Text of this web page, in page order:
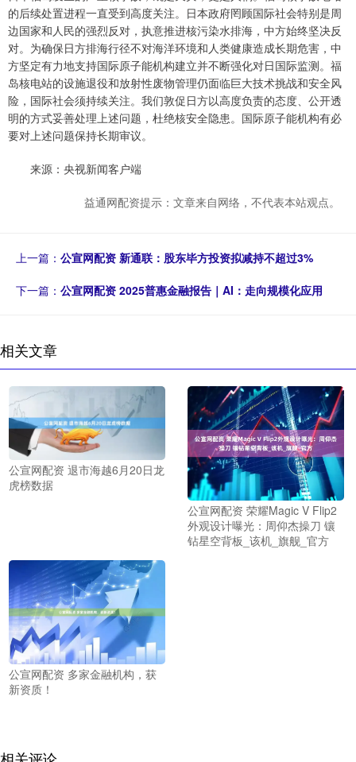
的后续处置进程一直受到高度关注。日本政府罔顾国际社会特别是周
边国家和人民的强烈反对，执意推进核污染水排海，中方始终坚决反
对。为确保日方排海行径不对海洋环境和人类健康造成长期危害，中
方坚定有力地支持国际原子能机构建立并不断强化对日国际监测。福
岛核电站的设施退役和放射性废物管理仍面临巨大技术挑战和安全风
险，国际社会须持续关注。我们敦促日方以高度负责的态度、公开透
明的方式妥善处理上述问题，杜绝核安全隐患。国际原子能机构有必
要对上述问题保持长期审议。
来源：央视新闻客户端
益通网配资提示：文章来自网络，不代表本站观点。
上一篇： 公宣网配资 新通联：股东毕方投资拟减持不超过3%
下一篇： 公宣网配资 2025普惠金融报告｜AI：走向规模化应用
相关文章
公宣网配资 退市海越6月20日龙
虎榜数据
公宣网配资 荣耀Magic V Flip2
外观设计曝光：周仰杰操刀 镶
钻星空背板_该机_旗舰_官方
公宣网配资 多家金融机构，获
新资质！